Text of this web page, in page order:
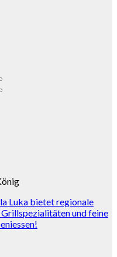
Luka bietet regionale
und feine